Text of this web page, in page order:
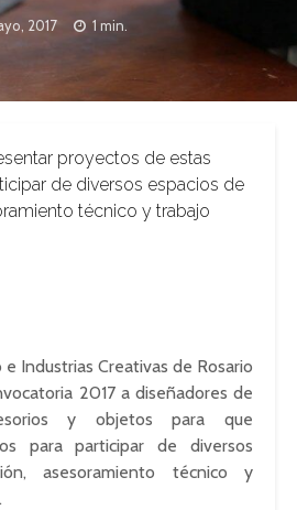
2017 1 min.
proyectos de estas
de diversos espacios de
técnico y trabajo
Industrias Creativas de Rosario
2017 a diseñadores de
y objetos para que
para participar de diversos
asesoramiento técnico y